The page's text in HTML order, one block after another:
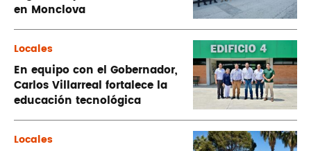
en Monclova
Locales
En equipo con el Gobernador,
Carlos Villarreal fortalece la
educación tecnológica
Locales